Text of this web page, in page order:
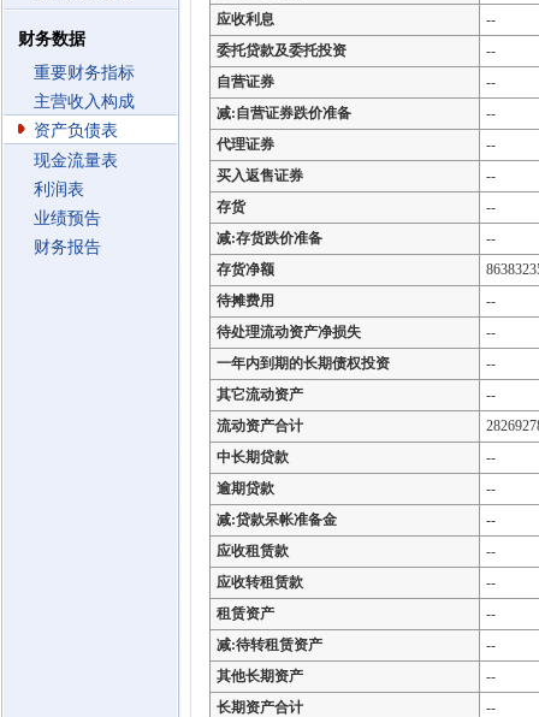
财务数据
重要财务指标
主营收入构成
资产负债表
现金流量表
利润表
业绩预告
财务报告
应收利息
--
委托贷款及委托投资
--
自营证券
--
减:自营证券跌价准备
--
代理证券
--
买入返售证券
--
存货
--
减:存货跌价准备
--
存货净额
待摊费用
--
待处理流动资产净损失
--
一年内到期的长期债权投资
--
其它流动资产
--
流动资产合计
中长期贷款
--
逾期贷款
--
减:贷款呆帐准备金
--
应收租赁款
--
应收转租赁款
--
租赁资产
--
减:待转租赁资产
--
其他长期资产
--
长期资产合计
--